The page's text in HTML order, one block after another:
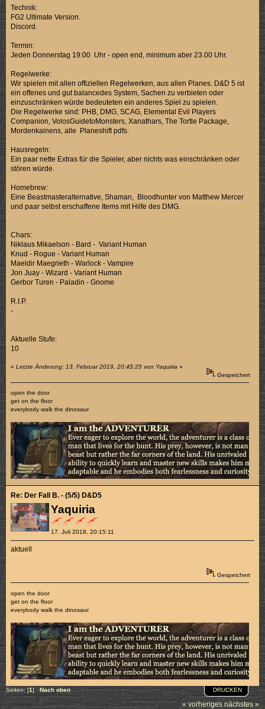
Technik:
FG2 Ultimate Version.
Discord.
Termin:
Jeden Donnerstag 19:00 Uhr - open end, minimum aber 23.00 Uhr.
Regelwerke:
Wir spielen mit allen offiziellen Regelwerken, aus allen Planes. D&D 5 ist
ein offenes und gut balancedes System, Sachen zu verbieten oder
einzuschränken würde bedeuteten ein anderes Spiel zu spielen.
Die Regelwerke sind: PHB, DMG, SCAG, Elemental Evil Players
Companion, VolosGuidetoMonsters, Xanathars, The Tortle Package,
Mordenkainens, alle Planeshift pdfs.
Hausregeln:
Ein paar nette Extras für die Spieler, aber nichts was einschränken oder
stören würde.
Homebrew:
Eine Beastmasteralternative, Shaman, Bloodhunter von Matthew Mercer
und paar selbst erschaffene Items mit Hilfe des DMG.
Chars:
Niklaus Mikaelson - Bard - Variant Human
Knud - Rogue - Variant Human
Maeldir Maegrieth - Warlock - Vampire
Jon Juay - Wizard - Variant Human
Gerbor Turen - Paladin - Gnome
R.I.P.
-
Aktuelle Stufe:
10
«Letzte Änderung: 13. Februar 2019, 20:45:25 von Yaquiria »
Gespeichert
open the door
get on the floor
everybody walk the dinosaur
Yaquiria
17. Juli 2018, 20:15:11
Re: Der Fall B. - (5/5) D&D5
aktuell
Gespeichert
open the door
get on the floor
everybody walk the dinosaur
DRUCKEN
Seiten: [1] Nach oben
« vorheriges nächstes »